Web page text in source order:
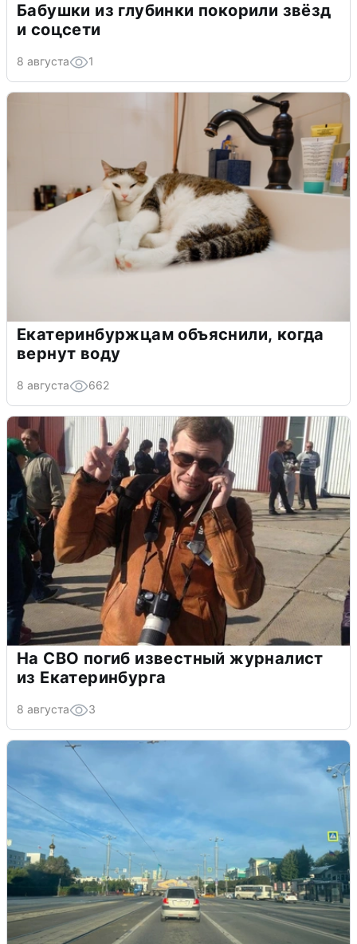
Бабушки из глубинки покорили звёзд
и соцсети
8 августа 1
Екатеринбуржцам объяснили, когда
вернут воду
8 августа 662
На СВО погиб известный журналист
из Екатеринбурга
8 августа 3